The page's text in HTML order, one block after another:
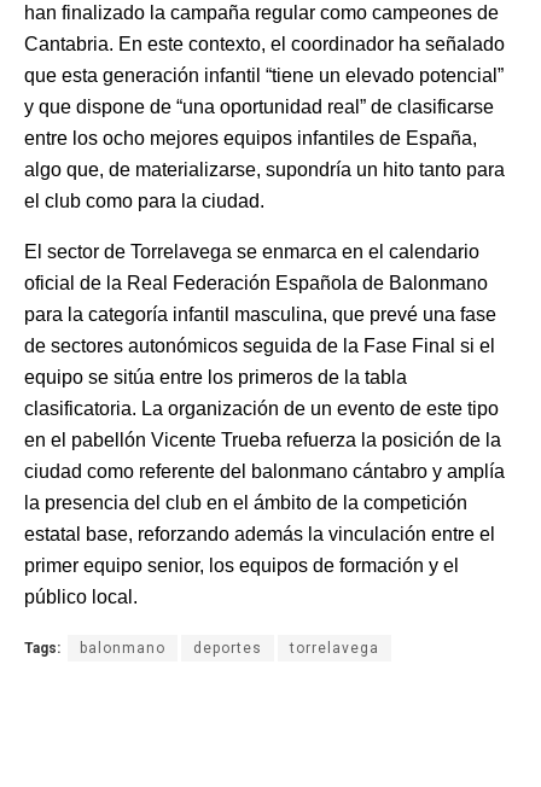
han finalizado la campaña regular como campeones de
Cantabria. En este contexto, el coordinador ha señalado
que esta generación infantil “tiene un elevado potencial”
y que dispone de “una oportunidad real” de clasificarse
entre los ocho mejores equipos infantiles de España,
algo que, de materializarse, supondría un hito tanto para
el club como para la ciudad.
El sector de Torrelavega se enmarca en el calendario
oficial de la Real Federación Española de Balonmano
para la categoría infantil masculina, que prevé una fase
de sectores autonómicos seguida de la Fase Final si el
equipo se sitúa entre los primeros de la tabla
clasificatoria. La organización de un evento de este tipo
en el pabellón Vicente Trueba refuerza la posición de la
ciudad como referente del balonmano cántabro y amplía
la presencia del club en el ámbito de la competición
estatal base, reforzando además la vinculación entre el
primer equipo senior, los equipos de formación y el
público local.
Tags: balonmano deportes torrelavega